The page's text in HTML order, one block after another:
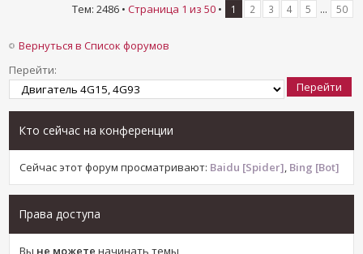
Тем: 2486 • Страница 1 из 50• 1 2 3 4 5 ... 50
Вернуться в Список форумов
Перейти:
Кто сейчас на конференции
Сейчас этот форум просматривают: Baidu [Spider] Bing [Bot]
Права доступа
Вы не можете начинать темы